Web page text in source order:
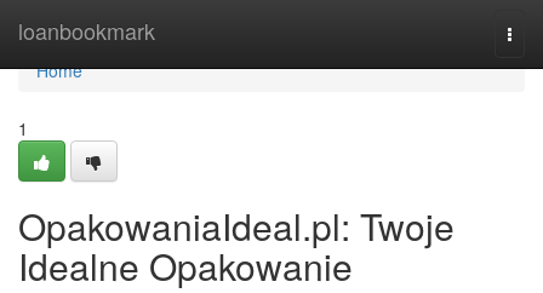
loanbookmark
Home
Home
1
OpakowaniaIdeal.pl: Twoje
Idealne Opakowanie